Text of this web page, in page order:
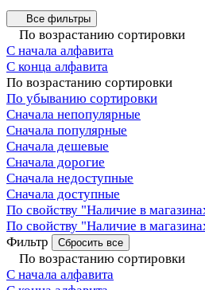
Все фильтры
По возрастанию сортировки
С начала алфавита
С конца алфавита
По возрастанию сортировки
По убыванию сортировки
Сначала непопулярные
Сначала популярные
Сначала дешевые
Сначала дорогие
Сначала недоступные
Сначала доступные
По свойству "Наличие в
По свойству "Наличие в
Фильтр
Сбросить все
По возрастанию сортировки
С начала алфавита